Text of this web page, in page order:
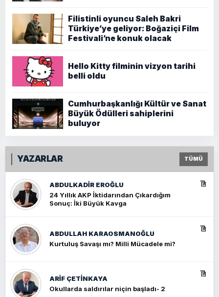
Filistinli oyuncu Saleh Bakri
Türkiye’ye geliyor: Boğaziçi Film
Festivali’ne konuk olacak
Hello Kitty filminin vizyon tarihi
belli oldu
Cumhurbaşkanlığı Kültür ve Sanat
Büyük Ödülleri sahiplerini
buluyor
YAZARLAR TÜMÜ
ABDULKADIR EROĞLU
24 Yıllık AKP İktidarından Çıkardığım
Sonuç: İki Büyük Kavga
ABDULLAH KARAOSMANOĞLU
Kurtuluş Savaşı mı? Milli Mücadele mi?
ARIF ÇETİNKAYA
Okullarda saldırılar niçin başladı- 2